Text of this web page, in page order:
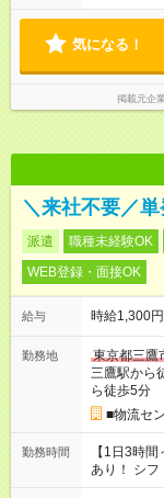
気になる！
掲載元企
＼来社不要／
派遣 職種未経験OK
WEB登録・面接OK
給与 時給1,300
勤務地
東京都三鷹
三鷹駅から
ら徒歩5分
■物流セ
勤務時間
【1日3時
あり！ シ
▼18:00～